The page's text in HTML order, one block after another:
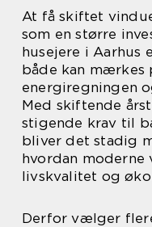
At få skiftet
som en større
husejere i Aarhus
både kan mærkes
energiregningen
Med skiftende
stigende krav til
bliver det stadig
hvordan
livskvalitet og
Derfor vælger